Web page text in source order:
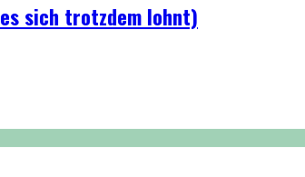
sich trotzdem lohnt)